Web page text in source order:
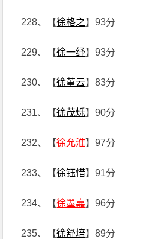
228、【徐格之】93分
229、【徐一纾】93分
230、【徐堇云】83分
231、【徐茂烁】90分
232、【徐允淮】97分
233、【徐钰惜】91分
234、【徐墨嘉】96分
235、【徐舒培】89分